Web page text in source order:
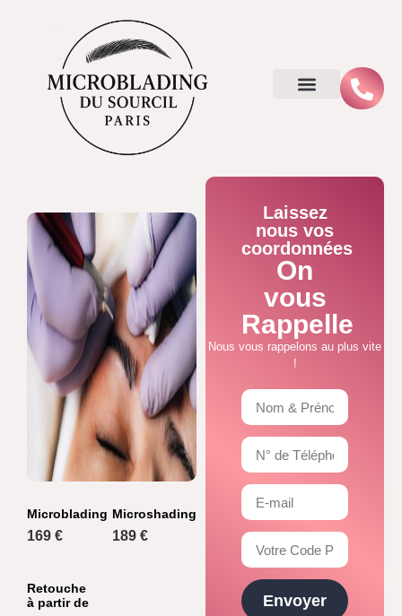
Microblading
169 €
Microshading
189 €
Retouche
à partir de
Laissez
nous vos
coordonnées
On
vous
Rappelle
Nous vous rappelons au plus vite
!
Envoyer